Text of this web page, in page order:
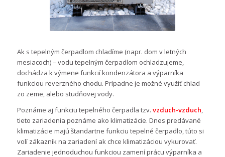
Ak s tepelným čerpadlom chladíme (napr. dom v letných
mesiacoch) – vodu tepelným čerpadlom ochladzujeme,
dochádza k výmene funkcií kondenzátora a výparníka
funkciou reverzného chodu. Prípadne je možné využiť chlad
zo zeme, alebo studňovej vody.
Poznáme aj funkciu tepelného čerpadla tzv. vzduch-vzduch,
tieto zariadenia poznáme ako klimatizácie. Dnes predávané
klimatizácie majú štandartne funkciu tepelné čerpadlo, túto si
volí zákazník na zariadení ak chce klimatizáciou vykurovať.
Zariadenie jednoduchou funkciou zamení prácu výparníka a